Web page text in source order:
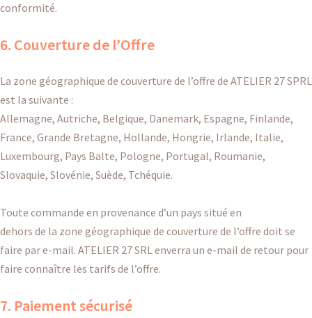
conformité.
6. Couverture de l’Offre
La zone géographique de couverture de l’offre de ATELIER 27 SPRL
est la suivante :
Allemagne, Autriche, Belgique, Danemark, Espagne, Finlande,
France, Grande Bretagne, Hollande, Hongrie, Irlande, Italie,
Luxembourg, Pays Balte, Pologne, Portugal, Roumanie,
Slovaquie, Slovénie, Suède, Tchéquie.
Toute commande en provenance d’un pays situé en
dehors de la zone géographique de couverture de l’offre doit se
faire par e-mail. ATELIER 27 SRL enverra un e-mail de retour pour
faire connaître les tarifs de l’offre.
7. Paiement sécurisé